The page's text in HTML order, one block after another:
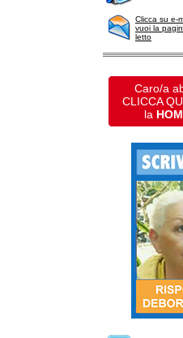
Clicca su e-
vuoi la
letto
Caro/a
CLICCA
la